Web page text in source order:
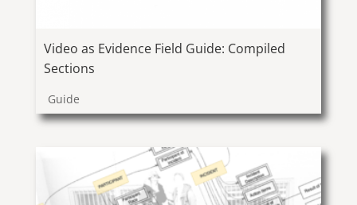
Video as Evidence Field Guide: Compiled
Sections
Guide